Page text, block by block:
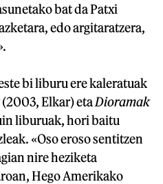
bat da Patxi
edo argitaratzera,
bi liburu ere kaleratuak
(2003, Elkar) etaDioramak
liburuak, hori baitu
«Oso eroso sentitzen
nire heziketa
Hego Amerikako